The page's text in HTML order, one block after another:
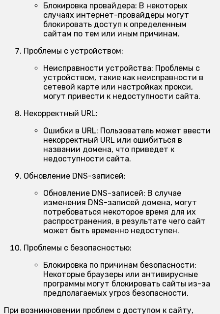
Блокировка провайдера: В некоторых
случаях интернет-провайдеры могут
блокировать доступ к определенным
сайтам по тем или иным причинам.
Проблемы с устройством:
Неисправности устройства: Проблемы с
устройством, такие как неисправности в
сетевой карте или настройках прокси,
могут привести к недоступности сайта.
Некорректный URL:
Ошибки в URL: Пользователь может ввести
некорректный URL или ошибиться в
названии домена, что приведет к
недоступности сайта.
Обновление DNS-записей:
Обновление DNS-записей: В случае
изменения DNS-записей домена, могут
потребоваться некоторое время для их
распространения, в результате чего сайт
может быть временно недоступен.
Проблемы с безопасностью:
Блокировка по причинам безопасности:
Некоторые браузеры или антивирусные
программы могут блокировать сайты из-за
предполагаемых угроз безопасности.
При возникновении проблем с доступом к сайту,